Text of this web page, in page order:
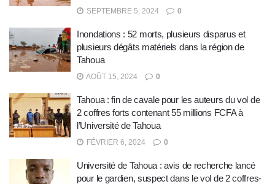
SEPTEMBRE 5, 2024 0
Inondations : 52 morts, plusieurs disparus et
plusieurs dégâts matériels dans la région de
Tahoua
AOÛT 15, 2024 0
Tahoua : fin de cavale pour les auteurs du vol de
2 coffres forts contenant 55 millions FCFA à
l’Université de Tahoua
FÉVRIER 6, 2024 0
Université de Tahoua : avis de recherche lancé
pour le gardien, suspect dans le vol de 2 coffres-